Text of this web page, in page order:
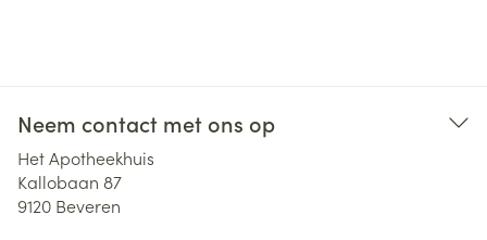
Neem contact met ons op
Het Apotheekhuis
Kallobaan 87
9120 Beveren